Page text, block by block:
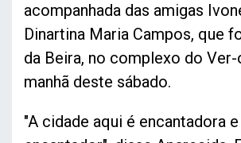
acompanhada das amigas
Dinartina Maria Campos, que
da Beira, no complexo do
manhã deste sábado.
"A cidade aqui é encantadora